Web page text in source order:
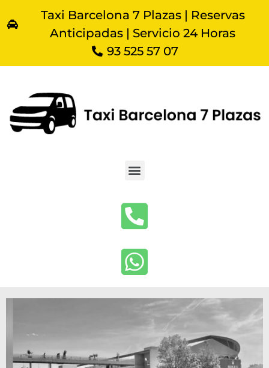
Taxi Barcelona 7 Plazas | Reservas
Anticipadas | Servicio 24 Horas
93 525 57 07